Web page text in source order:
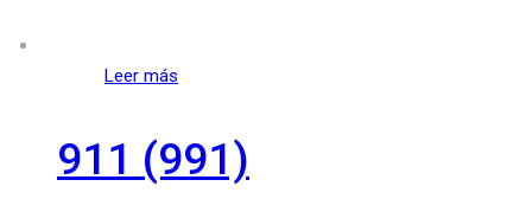
Leer más
911 (991)